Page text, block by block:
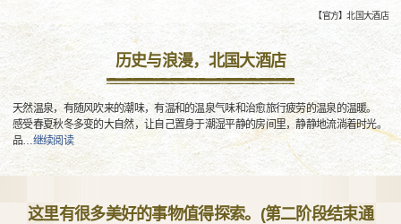
【官方】北国大酒店
历史与浪漫，北国大酒店
天然温泉，有随风吹来的潮味，有温和的温泉气味和治愈旅行疲劳的温泉的温暖。
感受春夏秋冬多变的大自然，让自己置身于潮湿平静的房间里，静静地流淌着时光。
品…继续阅读
这里有很多美好的事物值得探索。(第二阶段结束通